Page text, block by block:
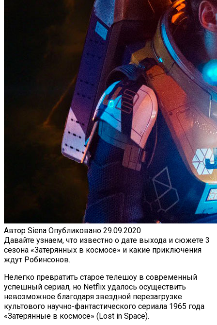
Автор Siena Опубликовано 29.09.2020
Давайте узнаем, что известно о дате выхода и сюжете 3
сезона «Затерянных в космосе» и какие приключения
ждут Робинсонов.
Нелегко превратить старое телешоу в современный
успешный сериал, но Netflix удалось осуществить
невозможное благодаря звездной перезагрузке
культового научно-фантастического сериала 1965 года
«Затерянные в космосе» (Lost in Space).